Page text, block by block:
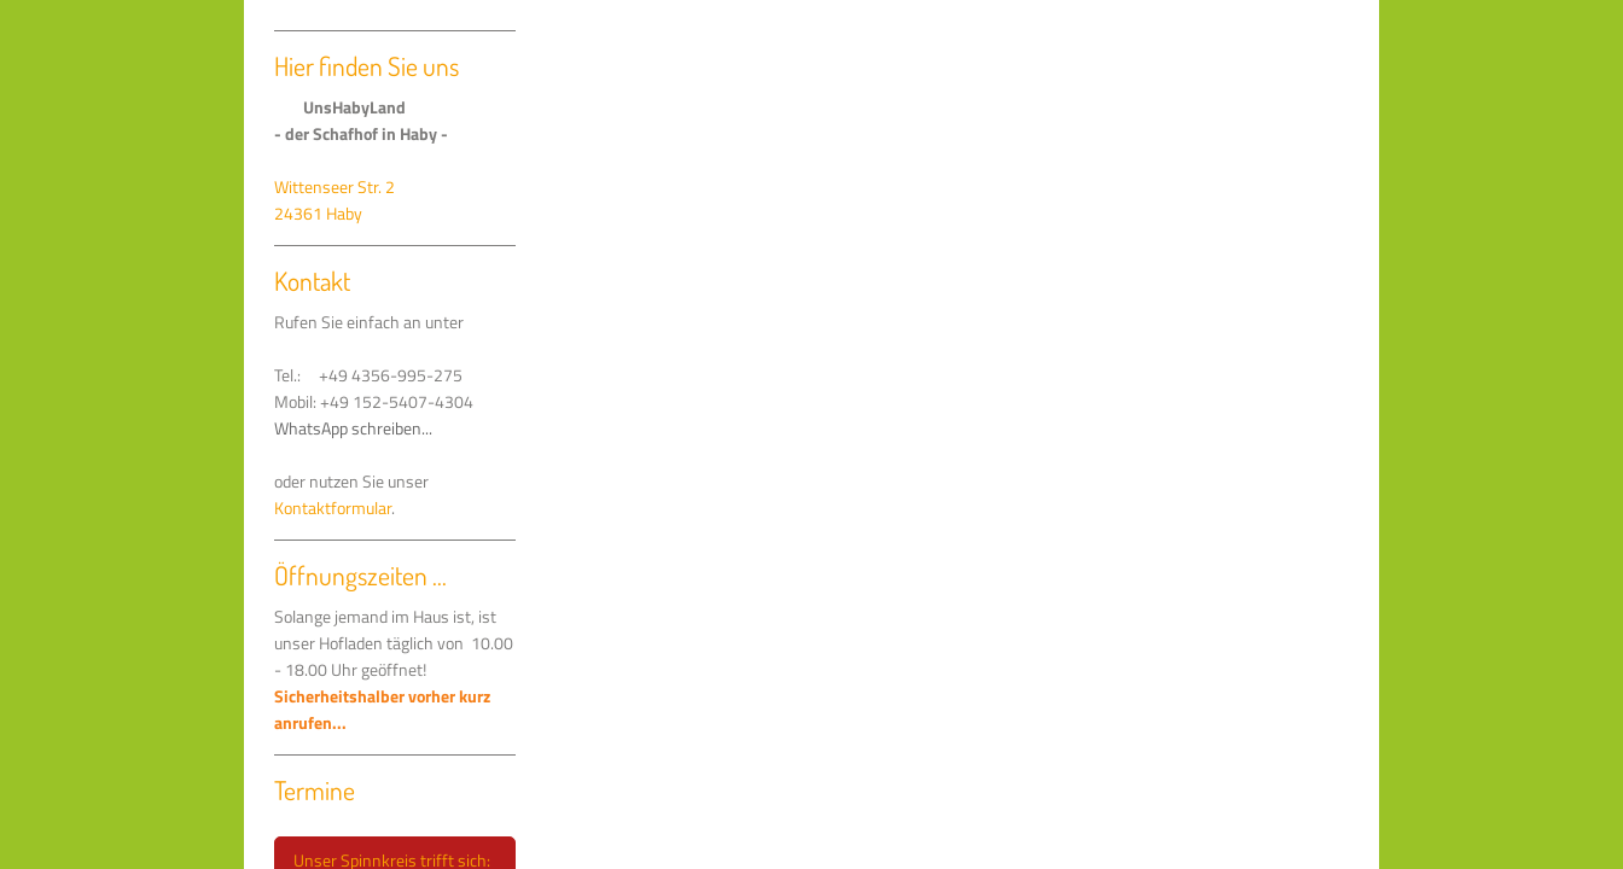
Hier finden Sie uns
UnsHabyLand
- der Schafhof in Haby -
Wittenseer Str. 2
24361 Haby
Kontakt
Rufen Sie einfach an unter
Tel.: +49 4356-995-275
Mobil: +49 152-5407-4304
WhatsApp schreiben...
oder nutzen Sie unser
Kontaktformular.
Öffnungszeiten ...
Solange jemand im Haus ist, ist
unser Hofladen täglich von 10.00
- 18.00 Uhr geöffnet!
Sicherheitshalber vorher kurz
anrufen...
Termine
Unser Spinnkreis trifft sich: